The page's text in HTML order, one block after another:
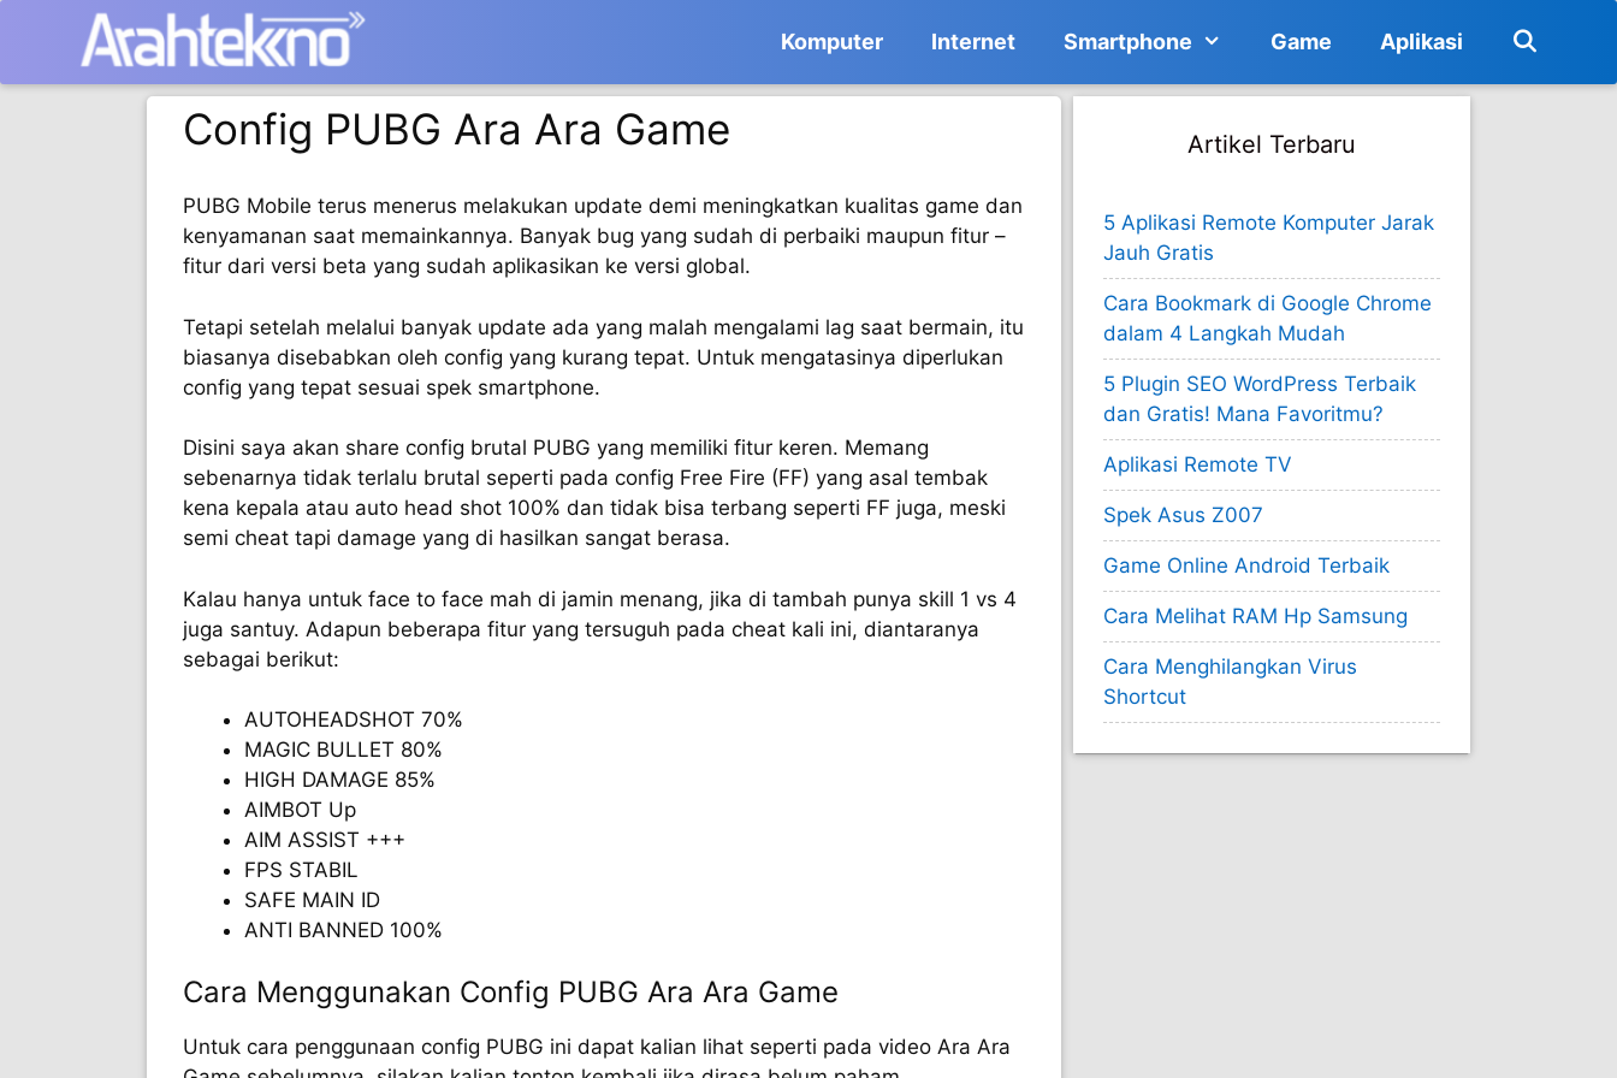
Komputer Internet Smartphone Game Aplikasi
Config PUBG Ara Ara Game
PUBG Mobile terus menerus melakukan update demi meningkatkan kualitas game dan
kenyamanan saat memainkannya. Banyak bug yang sudah di perbaiki maupun fitur –
fitur dari versi beta yang sudah aplikasikan ke versi global.
Tetapi setelah melalui banyak update ada yang malah mengalami lag saat bermain, itu
biasanya disebabkan oleh config yang kurang tepat. Untuk mengatasinya diperlukan
config yang tepat sesuai spek smartphone.
Disini saya akan share config brutal PUBG yang memiliki fitur keren. Memang
sebenarnya tidak terlalu brutal seperti pada config Free Fire (FF) yang asal tembak
kena kepala atau auto head shot 100% dan tidak bisa terbang seperti FF juga, meski
semi cheat tapi damage yang di hasilkan sangat berasa.
Kalau hanya untuk face to face mah di jamin menang, jika di tambah punya skill 1 vs 4
juga santuy. Adapun beberapa fitur yang tersuguh pada cheat kali ini, diantaranya
sebagai berikut:
AUTOHEADSHOT 70%
MAGIC BULLET 80%
HIGH DAMAGE 85%
AIMBOT Up
AIM ASSIST +++
FPS STABIL
SAFE MAIN ID
ANTI BANNED 100%
Cara Menggunakan Config PUBG Ara Ara Game
Untuk cara penggunaan config PUBG ini dapat kalian lihat seperti pada video Ara Ara
Artikel Terbaru
5 Aplikasi Remote Komputer Jarak
Jauh Gratis
Cara Bookmark di Google Chrome
dalam 4 Langkah Mudah
5 Plugin SEO WordPress Terbaik
dan Gratis! Mana Favoritmu?
Aplikasi Remote TV
Spek Asus Z007
Game Online Android Terbaik
Cara Melihat RAM Hp Samsung
Cara Menghilangkan Virus
Shortcut